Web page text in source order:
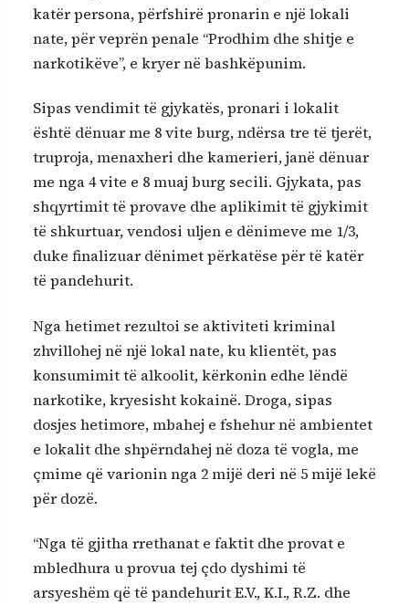
katër persona, përfshirë pronarin e një lokali
nate, për veprën penale “Prodhim dhe shitje e
narkotikëve”, e kryer në bashkëpunim.
Sipas vendimit të gjykatës, pronari i lokalit
është dënuar me 8 vite burg, ndërsa tre të tjerët,
truproja, menaxheri dhe kamerieri, janë dënuar
me nga 4 vite e 8 muaj burg secili. Gjykata, pas
shqyrtimit të provave dhe aplikimit të gjykimit
të shkurtuar, vendosi uljen e dënimeve me 1/3,
duke finalizuar dënimet përkatëse për të katër
të pandehurit.
Nga hetimet rezultoi se aktiviteti kriminal
zhvillohej në një lokal nate, ku klientët, pas
konsumimit të alkoolit, kërkonin edhe lëndë
narkotike, kryesisht kokainë. Droga, sipas
dosjes hetimore, mbahej e fshehur në ambientet
e lokalit dhe shpërndahej në doza të vogla, me
çmime që varionin nga 2 mijë deri në 5 mijë lekë
për dozë.
“Nga të gjitha rrethanat e faktit dhe provat e
mbledhura u provua tej çdo dyshimi të
arsyeshëm që të pandehurit E.V., K.I., R.Z. dhe